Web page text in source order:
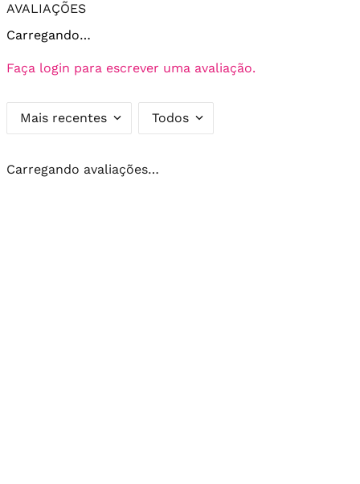
AVALIAÇÕES
Carregando…
Faça login para escrever uma avaliação.
Mais recentes Todos
Carregando avaliações…